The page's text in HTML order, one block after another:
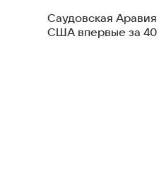
Саудовская
США впервые за 40